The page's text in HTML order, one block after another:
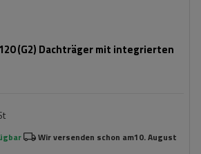
(G2) Dachträger mit integrierten
Wir versenden schon am10. August